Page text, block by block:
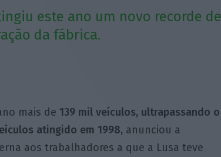
este ano um novo recorde de
da fábrica.
mais de 139 mil veículos, ultrapassando o
atingido em 1998, anunciou a
aos trabalhadores a que a Lusa teve